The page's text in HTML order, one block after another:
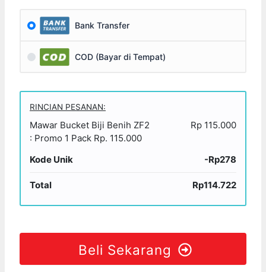
Bank Transfer
COD (Bayar di Tempat)
RINCIAN PESANAN:
Mawar Bucket Biji Benih ZF2
: Promo 1 Pack Rp. 115.000
Rp 115.000
Kode Unik -Rp278
Total Rp114.722
Beli Sekarang